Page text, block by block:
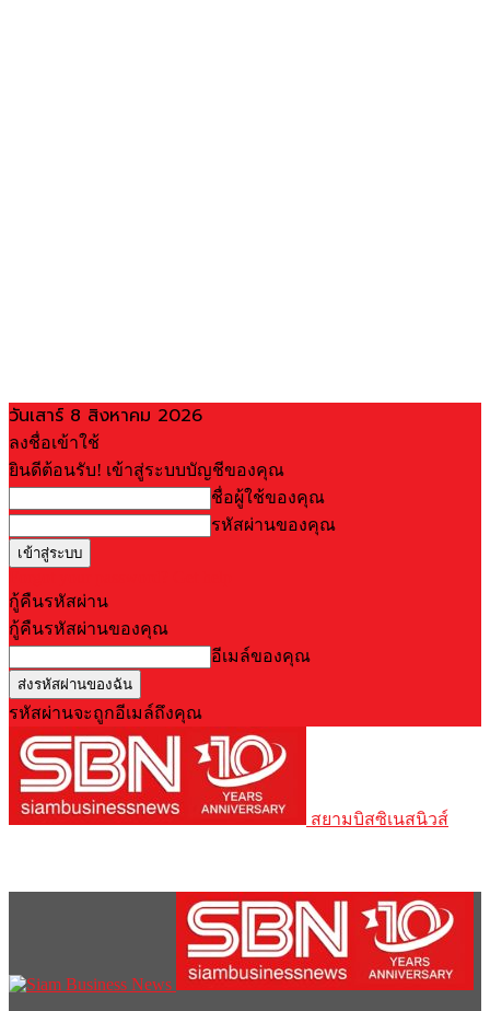
วันเสาร์ 8 สิงหาคม 2026
ลงชื่อเข้าใช้
ยินดีต้อนรับ! เข้าสู่ระบบบัญชีของคุณ
ชื่อผู้ใช้ของคุณ
รหัสผ่านของคุณ
กู้คืนรหัสผ่าน
กู้คืนรหัสผ่านของคุณ
อีเมล์ของคุณ
รหัสผ่านจะถูกอีเมล์ถึงคุณ
สยามบิสซิเนสนิวส์